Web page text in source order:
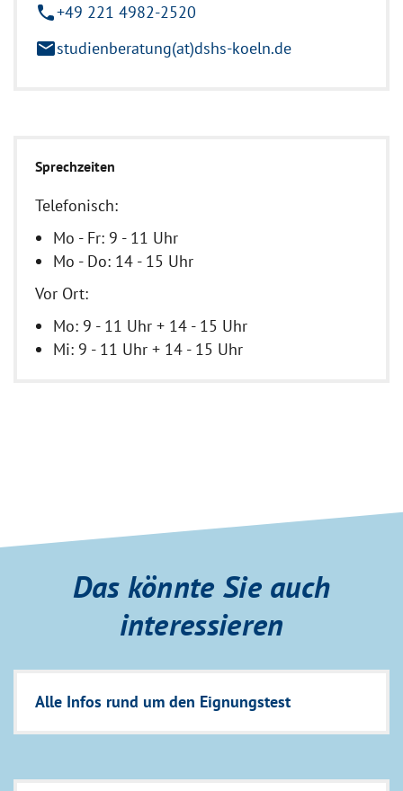
phone+49 221 4982-2520
mailstudienberatung(at)dshs-koeln.de
Sprechzeiten
Telefonisch:
Mo - Fr: 9 - 11 Uhr
Mo - Do: 14 - 15 Uhr
Vor Ort:
Mo: 9 - 11 Uhr + 14 - 15 Uhr
Mi: 9 - 11 Uhr + 14 - 15 Uhr
Das könnte Sie auch
interessieren
Alle Infos rund um den Eignungstest